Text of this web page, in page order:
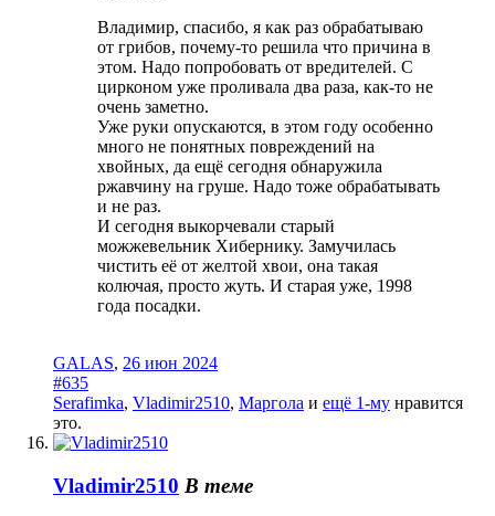
Владимир, спасибо, я как раз обрабатываю
от грибов, почему-то решила что причина в
этом. Надо попробовать от вредителей. С
цирконом уже проливала два раза, как-то не
очень заметно.
Уже руки опускаются, в этом году особенно
много не понятных повреждений на
хвойных, да ещё сегодня обнаружила
ржавчину на груше. Надо тоже обрабатывать
и не раз.
И сегодня выкорчевали старый
можжевельник Хибернику. Замучилась
чистить её от желтой хвои, она такая
колючая, просто жуть. И старая уже, 1998
года посадки.
GALAS, 26 июн 2024
#635
Serafimka, Vladimir2510, Маргола и ещё 1-му нравится
это.
Vladimir2510 В теме